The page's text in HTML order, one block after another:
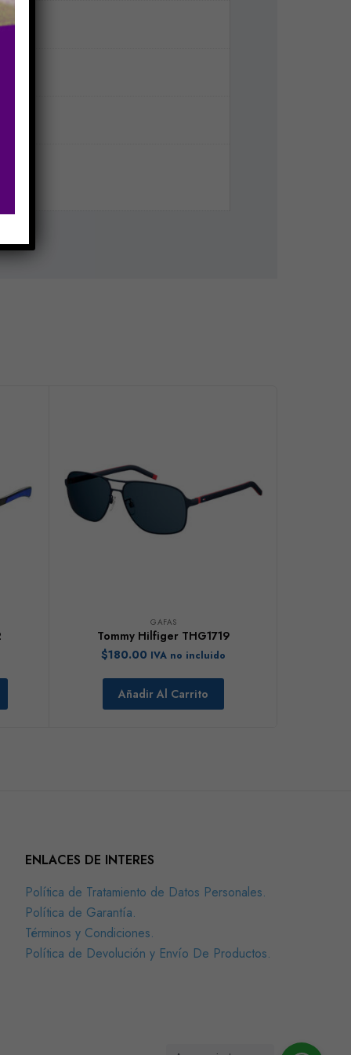
GAFAS
Tommy Hilfiger THG1719
$180.00 IVA no incluido
Añadir Al Carrito
ENLACES DE INTERES
Política de Tratamiento de Datos Personales.
Política de Garantía.
Términos y Condiciones.
Política de Devolución y Envío De Productos.